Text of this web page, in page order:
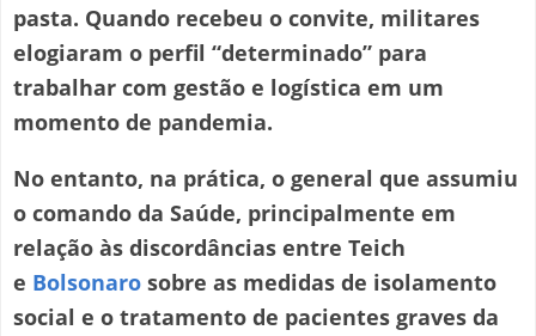
pasta. Quando recebeu o convite, militares
elogiaram o perfil “determinado” para
trabalhar com gestão e logística em um
momento de pandemia.
No entanto, na prática, o general que assumiu
o comando da Saúde, principalmente em
relação às discordâncias entre Teich
e Bolsonaro sobre as medidas de isolamento
social e o tratamento de pacientes graves da